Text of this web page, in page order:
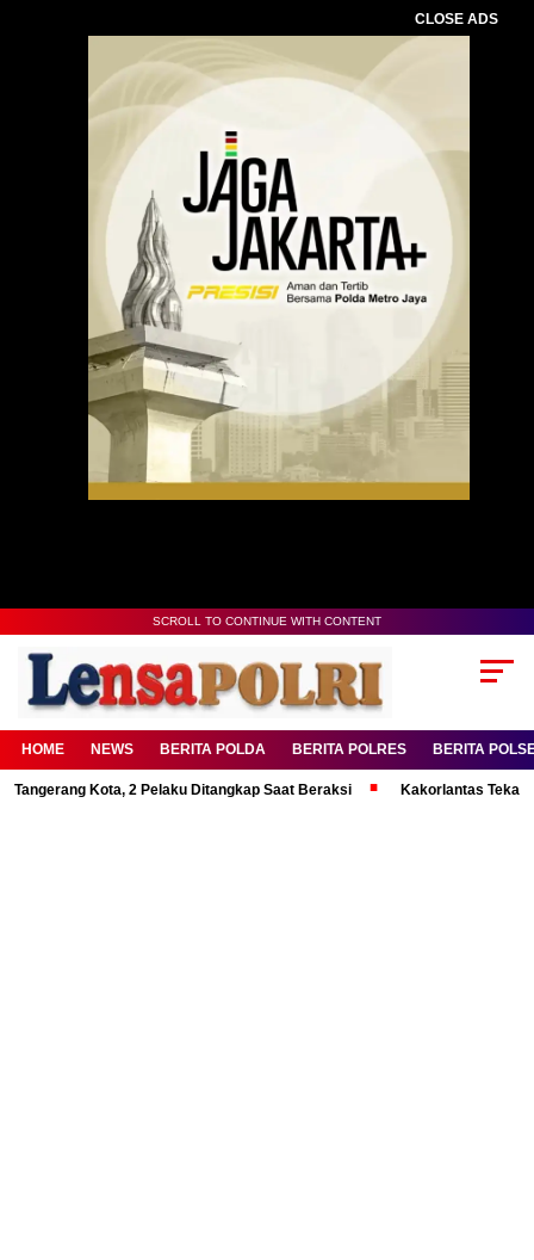
CLOSE ADS
SCROLL TO CONTINUE WITH CONTENT
HOME NEWS BERITA POLDA BERITA POLRES BERITA
Kota, 2 Pelaku Ditangkap Saat Beraksi Kakorlantas Tekankan